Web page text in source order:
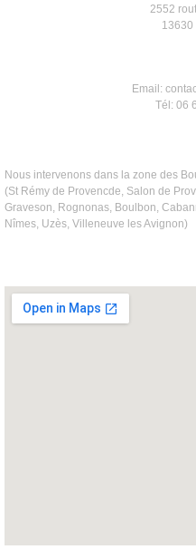
2552
13630
Email:
Tél: 06
Nous intervenons dans la zone des
(St Rémy de Provencde, Salon de
Graveson, Rognonas, Boulbon,
Nîmes, Uzès, Villeneuve les Avignon)